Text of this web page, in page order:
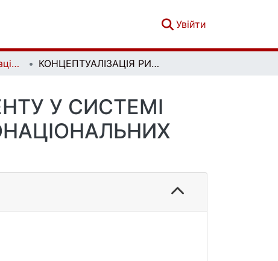
Увійти
Вісник Київського національного університету імені Тараса Шевченка. Міжнародні відносини. Вип. 2 (56) КОНЦЕПТУАЛІЗАЦІЯ РИЗИК-МЕНЕДЖМЕНТУ У СИСТЕМІ КОРПОРАТИВНОГО УРЯДУВАННЯ БАГАТОНАЦІОНАЛЬНИХ ПІДПРИЄМСТВ
У СИСТЕМІ